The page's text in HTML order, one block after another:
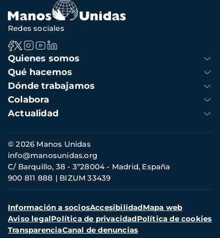
Navegación
principal
Quienes somos
Qué hacemos
Dónde trabajamos
Colabora
Actualidad
Redes sociales
Información
de
contacto
© 2026 Manos Unidas
C/ Barquillo, 38 - 3º28004 - Madrid, España
900 811 888
BIZUM 33439
info@manosunidas.org
Menú
secundario
Información a sociosAccesibilidadMapa web
Aviso legalPolítica de privacidadPolítica de cookies
TransparenciaCanal de denuncias